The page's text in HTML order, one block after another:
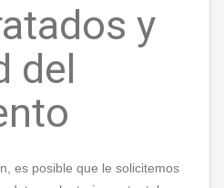
y
del
es posible que le solicitemos